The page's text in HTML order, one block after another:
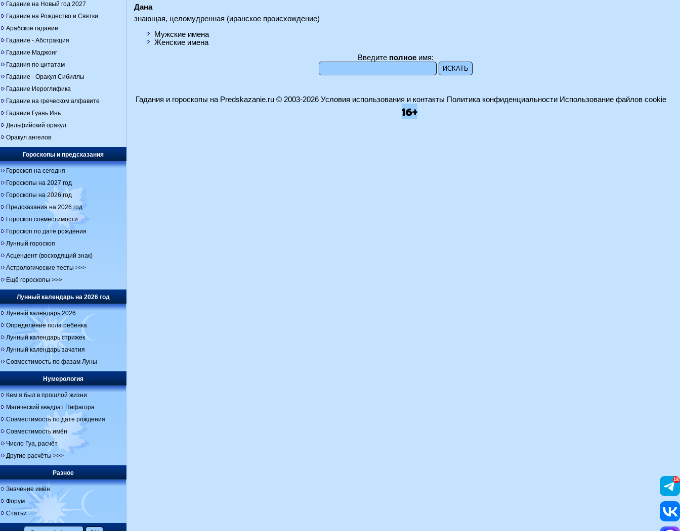
Дана
знающая, целомудренная (иранское происхождение)
Мужские имена
Женские имена
Введите полное имя:
Гадание на Новый год 2027
Гадание на Рождество и Святки
Арабское гадание
Гадание - Абстракция
Гадание Маджонг
Гадания по цитатам
Гадание - Оракул Сибиллы
Гадание Иероглифика
Гадание на греческом алфавите
Гадание Гуань Инь
Дельфийский оракул
Оракул ангелов
Гороскопы и предсказания
Гороскоп на сегодня
Гороскопы на 2027 год
Гороскопы на 2026 год
Предсказания на 2026 год
Гороскоп совместимости
Гороскоп по дате рождения
Лунный гороскоп
Асцендент (восходящий знак)
Астрологические тесты >>>
Ещё гороскопы >>>
Лунный календарь на 2026 год
Лунный календарь 2026
Определение пола ребенка
Лунный календарь стрижек
Лунный календарь зачатия
Совместимость по фазам Луны
Нумерология
Кем я был в прошлой жизни
Магический квадрат Пифагора
Совместимость по дате рождения
Совместимость имён
Число Гуа, расчёт
Другие расчёты >>>
Разное
Значение имён
Форум
Статьи
Гадания и гороскопы на Predskazanie.ru© 2003-2026 Условия использования и контакты Политика конфиденциальности Использование файлов cookie